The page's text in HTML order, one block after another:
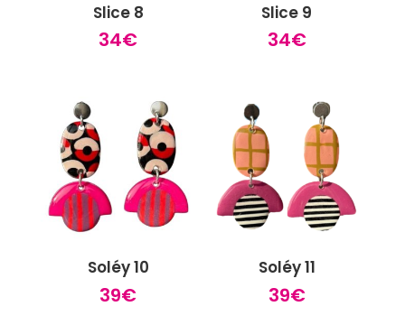
Slice 8
34€
Slice 9
34€
Soléy 10
39€
Soléy 11
39€